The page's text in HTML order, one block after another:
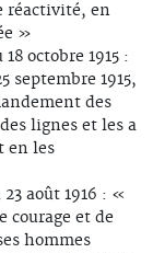
réactivité, en
»
octobre 1915 :
septembre 1915,
des
lignes et les a
en les
23 août 1916 : «
et de
hommes